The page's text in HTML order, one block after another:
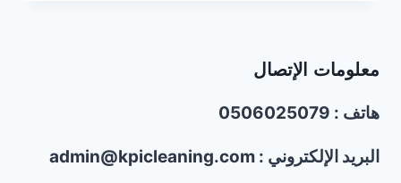
أم
معلومات الإتصال
هاتف : 0506025079
البريد الإلكتروني : admin@kpicleaning.com